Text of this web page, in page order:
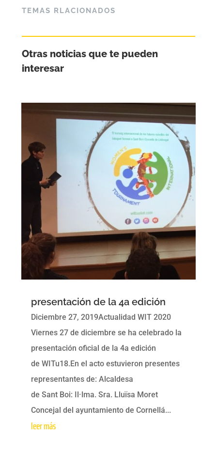
TEMAS RLACIONADOS
Otras noticias que te pueden
interesar
presentación de la 4a edición
Diciembre 27, 2019Actualidad WIT 2020
Viernes 27 de diciembre se ha celebrado la
presentación oficial de la 4a edición
de WITu18.En el acto estuvieron presentes
representantes de: Alcaldesa
de Sant Boi: Il·lma. Sra. Lluïsa Moret
Concejal del ayuntamiento de Cornellá...
leer más